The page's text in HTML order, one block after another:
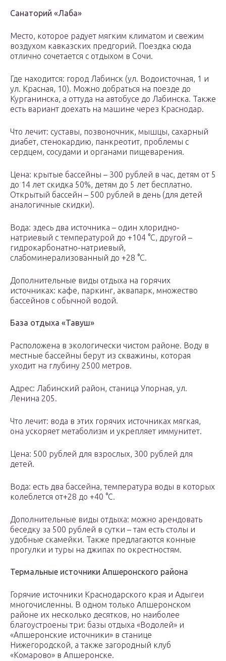
Санаторий «Лаба»
Место, которое радует мягким климатом и свежим
воздухом кавказских предгорий. Поездка сюда
отлично сочетается с отдыхом в Сочи.
Где находится: город Лабинск (ул. Водоисточная, 1 и
ул. Красная, 10). Можно добраться на поезде до
Курганинска, а оттуда на автобусе до Лабинска. Также
есть вариант доехать на машине через Краснодар.
Что лечит: суставы, позвоночник, мышцы, сахарный
диабет, стенокардию, панкреотит, проблемы с
сердцем, сосудами и органами пищеварения.
Цена: крытые бассейны – 300 рублей в час, детям от 5
до 14 лет скидка 50%, детям до 5 лет бесплатно.
Открытый бассейн – 500 рублей в день (для детей
аналогичные скидки).
Вода: здесь два источника – один хлоридно-
натриевый с температурой до +104 °С, другой –
гидрокарбонатно-натриевый,
слабоминерализованный до +28 °С.
Дополнительные виды отдыха на горячих
источниках: кафе, паркинг, аквапарк, множество
бассейнов с обычной водой.
База отдыха «Тавуш»
Расположена в экологически чистом районе. Воду в
местные бассейны берут из скважины, которая
уходит на глубину 2500 метров.
Адрес: Лабинский район, станица Упорная, ул.
Ленина 205.
Что лечит: вода в этих горячих источниках мягкая,
она ускоряет метаболизм и укрепляет иммунитет.
Цена: 500 рублей для взрослых, 300 рублей для
детей.
Вода: есть два бассейна, температура воды в которых
колеблется от+28 до +40 °С.
Дополнительные виды отдыха: можно арендовать
беседку за 500 рублей в сутки – там есть столы и
удобные скамейки. Также предлагаются конные
прогулки и туры на джипах по окрестностям.
Термальные источники Апшеронского района
Горячие источники Краснодарского края и Адыгеи
многочисленны. В одном только Апшеронском
районе их несколько десятков, но наиболее
благоустроены три: базы отдыха «Водолей» и
«Апшеронские источники» в станице
Нижегородской, а также загородный клуб
«Комарово» в Апшеронске.